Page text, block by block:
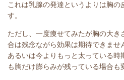
これは乳腺の発達というよりは胸の
す。
ただし、一度痩せてみたが胸の大
合は残念ながら効果は期待できませ
あるいは今よりもっと太っている
も胸だけ膨らみが残っている場合も